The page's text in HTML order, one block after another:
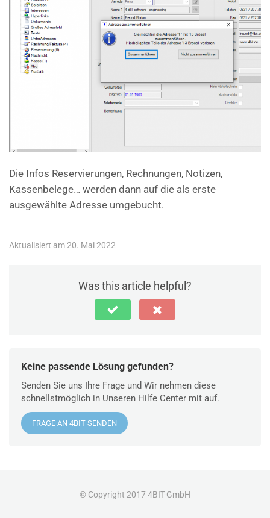
Die Infos Reservierungen, Rechnungen, Notizen,
Kassenbelege… werden dann auf die als erste
ausgewählte Adresse umgebucht.
Aktualisiert am 20. Mai 2022
Was this article helpful?
Keine passende Lösung gefunden?
Senden Sie uns Ihre Frage und Wir nehmen diese
schnellstmöglich in Unseren Hilfe Center mit auf.
FRAGE AN 4BIT SENDEN
© Copyright 2017 4BIT-GmbH